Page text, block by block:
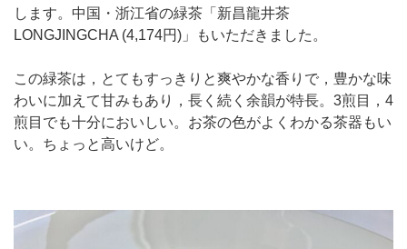
します。中国・浙江省の緑茶「新昌龍井茶
LONGJINGCHA (4,174円)」もいただきました。
この緑茶は，とてもすっきりと爽やかな香りで，豊かな味
わいに加えて甘みもあり，長く続く余韻が特長。3煎目，4
煎目でも十分においしい。お茶の色がよくわかる茶器もい
い。ちょっと高いけど。